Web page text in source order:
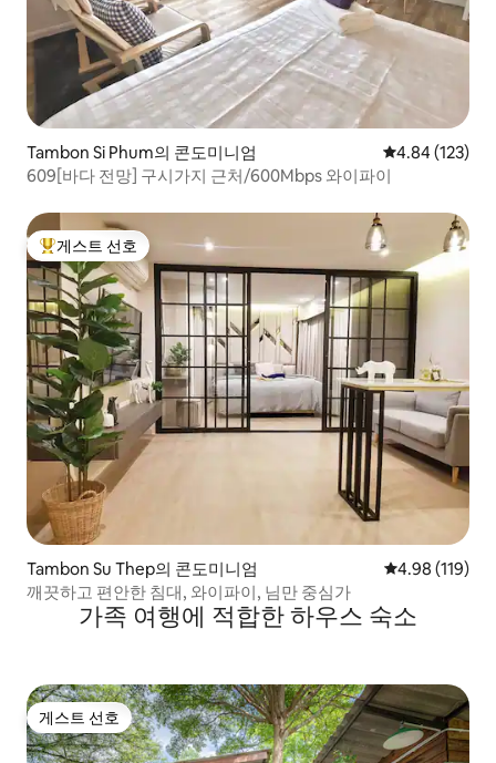
Tambon Si Phum의 콘도미니엄 평점 4.84점(5
4.84 (123)
609[바다 전망] 구시가지 근처/600Mbps 와이파이
상위 게스트 선호
게스트 선호
Tambon Su Thep의 콘도미니엄 평점 4.98점(5
4.98 (119)
깨끗하고 편안한 침대, 와이파이, 님만 중심가
가족 여행에 적합한 하우스 숙소
게스트 선호
게스트 선호